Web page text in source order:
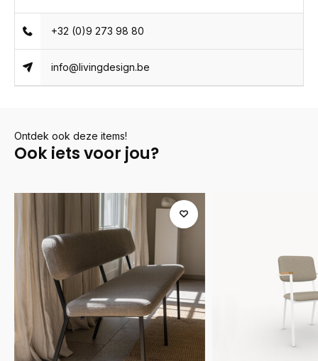
+32 (0)9 273 98 80
info@livingdesign.be
Ontdek ook deze items!
Ook iets voor jou?